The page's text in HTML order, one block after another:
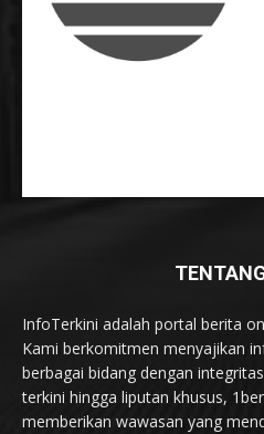
InfoTerkini adalah portal berita
Kami berkomitmen menyajikan
berbagai bidang dengan
terkini hingga liputan khusus,
memberikan wawasan yang